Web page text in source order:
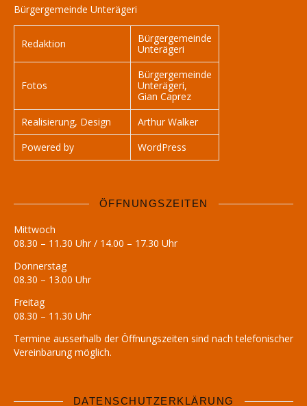
Bürgergemeinde Unterägeri
Redaktion
Bürgergemeinde
Unterägeri
Fotos
Bürgergemeinde
Unterägeri,
Gian Caprez
Realisierung, Design
Arthur Walker
Powered by
WordPress
ÖFFNUNGSZEITEN
Mittwoch
08.30 – 11.30 Uhr / 14.00 – 17.30 Uhr
Donnerstag
08.30 – 13.00 Uhr
Freitag
08.30 – 11.30 Uhr
Termine ausserhalb der Öffnungszeiten sind nach telefonischer
Vereinbarung möglich.
DATENSCHUTZERKLÄRUNG